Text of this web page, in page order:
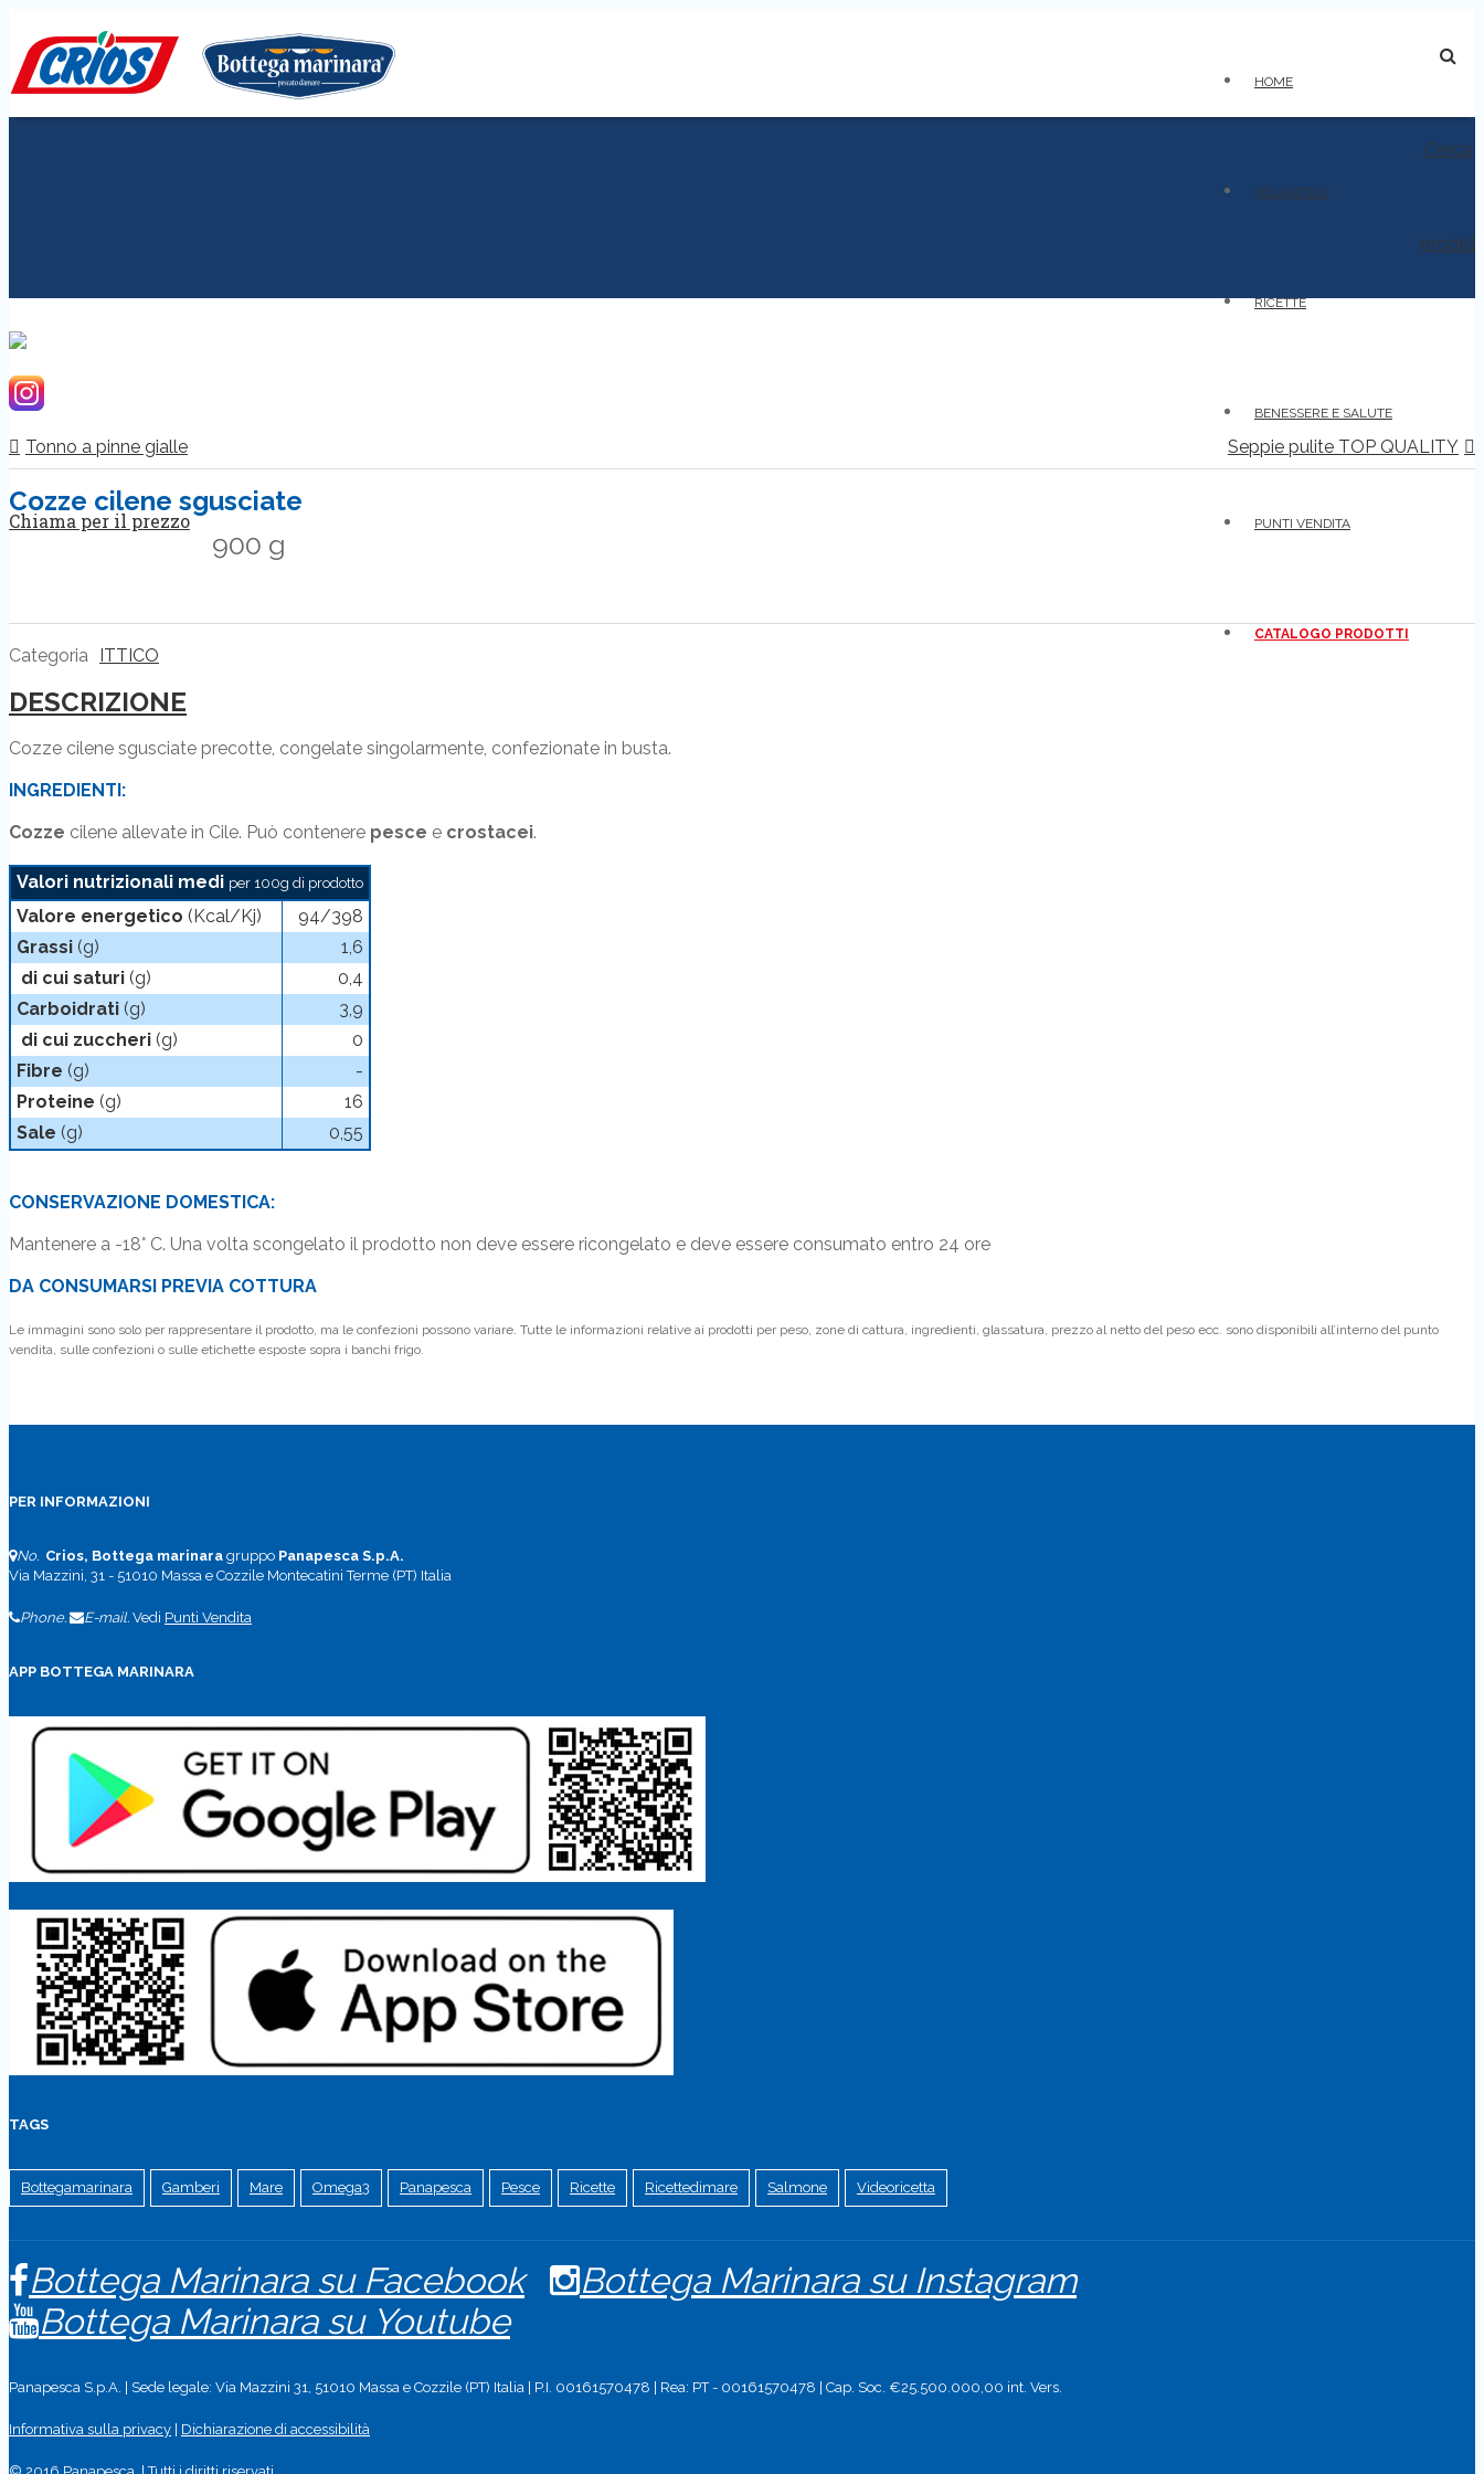
Cerca
HOME
VOLANTINO
RICETTE
BENESSERE E SALUTE
PUNTI VENDITA
CATALOGO PRODOTTI
Tonno a pinne gialle Seppie pulite TOP QUALITY
Cozze cilene sgusciate
Chiama per il prezzo
900 g
Categoria ITTICO
DESCRIZIONE
Cozze cilene sgusciate precotte, congelate singolarmente, confezionate in busta.
INGREDIENTI:
Cozze cilene allevate in Cile. Può contenere pesce e crostacei.
Valori nutrizionali medi per 100g di prodotto
Valore energetico (Kcal/Kj)
94/398
Grassi (g)
1,6
di cui saturi (g)
0,4
Carboidrati (g)
3,9
di cui zuccheri (g)
0
Fibre (g)
-
Proteine (g)
16
Sale (g) 0,55
CONSERVAZIONE DOMESTICA:
Mantenere a -18° C. Una volta scongelato il prodotto non deve essere ricongelato e deve essere consumato entro 24 ore
DA CONSUMARSI PREVIA COTTURA
Le immagini sono solo per rappresentare il prodotto, ma le confezioni possono variare. Tutte le informazioni relative ai prodotti per peso, zone di cattura, ingredienti, glassatura, prezzo al netto del peso ecc. sono disponibili all’interno del punto
vendita, sulle confezioni o sulle etichette esposte sopra i banchi frigo.
PER INFORMAZIONI
No. Crios, Bottega marinara gruppo Panapesca S.p.A.
Via Mazzini, 31 - 51010 Massa e Cozzile Montecatini Terme (PT) Italia
Phone. E-mail. Vedi Punti Vendita
APP BOTTEGA MARINARA
TAGS
Bottegamarinara Gamberi Mare Omega3 Panapesca Pesce Ricette Ricettedimare Salmone Videoricetta
Bottega Marinara su Facebook
Bottega Marinara su Instagram
Bottega Marinara su Youtube
Panapesca S.p.A. | Sede legale: Via Mazzini 31, 51010 Massa e Cozzile (PT) Italia | P.I. 00161570478 | Rea: PT - 00161570478 | Cap. Soc. €25.500.000,00 int. Vers.
Informativa sulla privacy Dichiarazione di accessibilità